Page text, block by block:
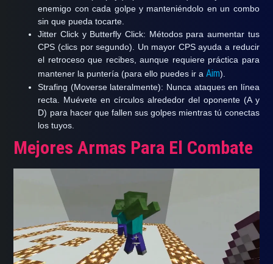
enemigo con cada golpe y manteniéndolo en un combo
sin que pueda tocarte.
Jitter Click y Butterfly Click: Métodos para aumentar tus
CPS (clics por segundo). Un mayor CPS ayuda a reducir
el retroceso que recibes, aunque requiere práctica para
mantener la puntería (para ello puedes ir aAim).
Strafing (Moverse lateralmente): Nunca ataques en línea
recta. Muévete en círculos alrededor del oponente (A y
D) para hacer que fallen sus golpes mientras tú conectas
los tuyos.
Mejores Armas Para El Combate